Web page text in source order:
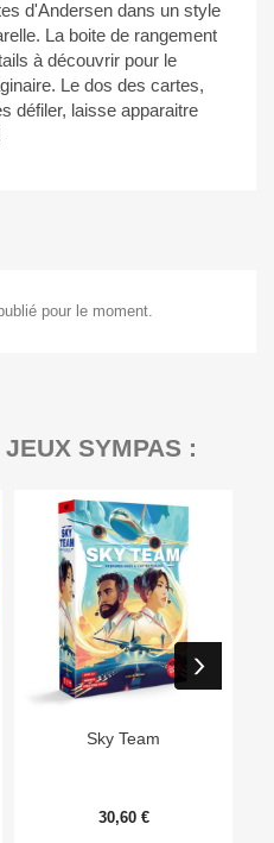
d'Andersen dans un style
La boite de rangement
à découvrir pour le
Le dos des cartes,
défiler, laisse apparaitre
pour le moment.
SYMPAS :
Sky Team
30,60 €